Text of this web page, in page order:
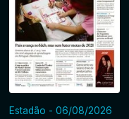
Estadão - 06/08/2026